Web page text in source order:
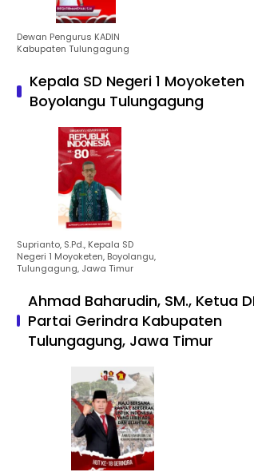
Dewan Pengurus KADIN
Kabupaten Tulungagung
Kepala SD Negeri 1 Moyoketen
Boyolangu Tulungagung
Suprianto, S.Pd., Kepala SD
Negeri 1 Moyoketen, Boyolangu,
Tulungagung, Jawa Timur
Ahmad Baharudin, SM., Ketua
Partai Gerindra Kabupaten
Tulungagung, Jawa Timur